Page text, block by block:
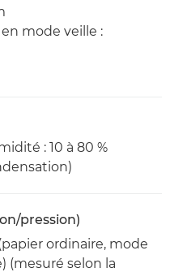
mode veille :
: 10 à 80 %
pression)
ordinaire, mode
(mesuré selon la